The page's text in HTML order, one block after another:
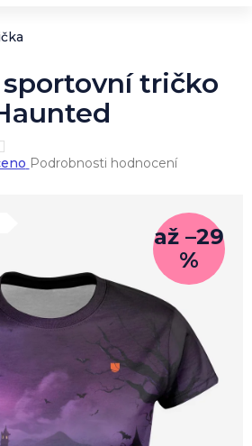
tričko
Podrobnosti hodnocení
až –29
%